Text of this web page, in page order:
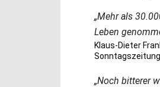
„Mehr als
Leben
Klaus-Dieter
Sonntagszeitung“
„Noch bitterer